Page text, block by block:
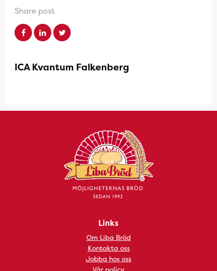
Share post
ICA Kvantum Falkenberg
Links
Om Liba Bröd
Kontakta oss
Jobba hos oss